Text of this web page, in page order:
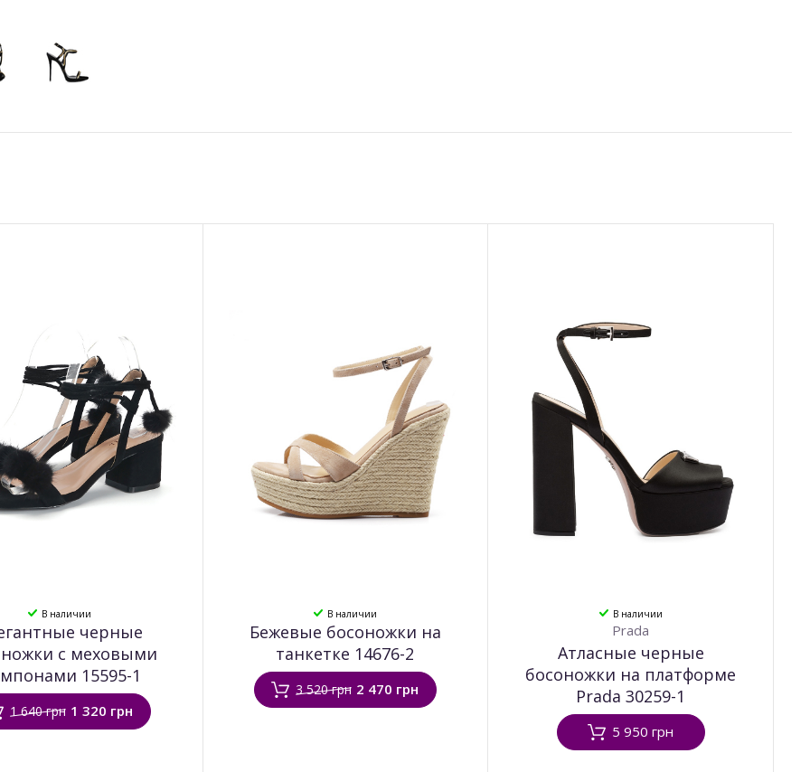
В наличии
черные
с меховыми
15595-1
1 640 грн 1 320 грн
В наличии
Бежевые босоножки на
танкетке 14676-2
3 520 грн 2 470 грн
В наличии
Prada
Атласные черные
босоножки на платформе
Prada 30259-1
5 950 грн